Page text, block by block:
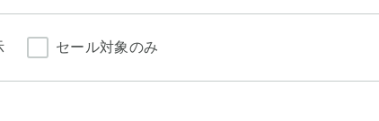
セール対象のみ